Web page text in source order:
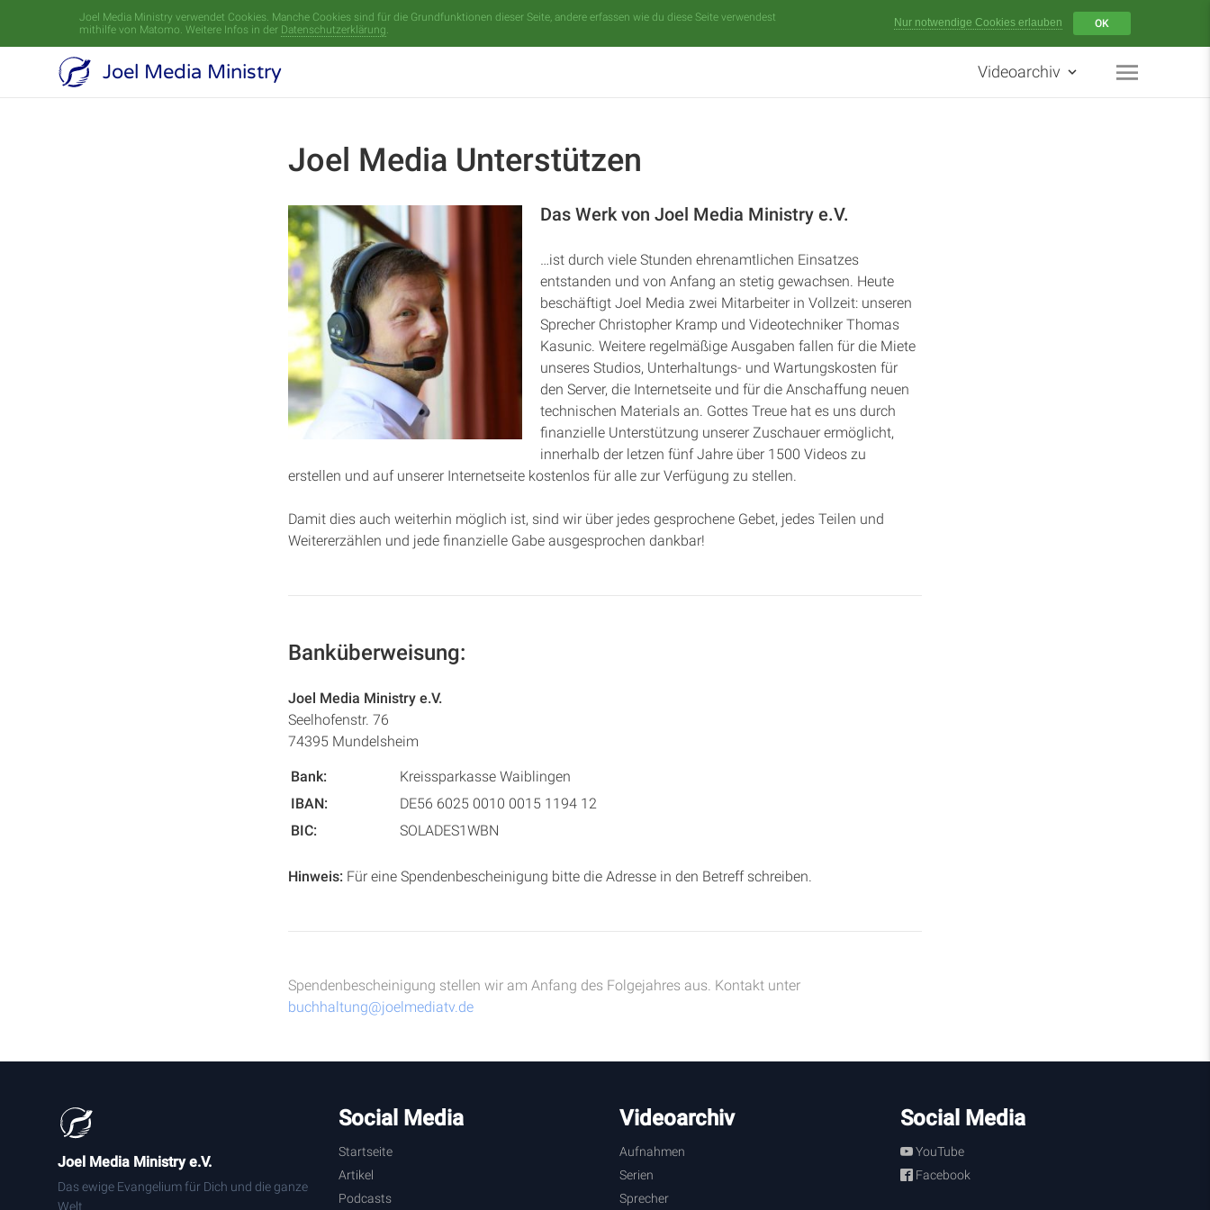
Joel Media Ministry verwendet Cookies. Manche Cookies sind für die Grundfunktionen dieser Seite, andere erfassen wie du diese Seite verwendest
mithilfe von Matomo. Weitere Infos in der Datenschutzerklärung.
Nur notwendige Cookies erlauben OK
Joel Media Ministry Videoarchiv
Joel Media Unterstützen
13. Dezember 2012 Das Werk von Joel Media Ministry e.V.
…ist durch viele Stunden ehrenamtlichen Einsatzes
entstanden und von Anfang an stetig gewachsen. Heute
beschäftigt Joel Media zwei Mitarbeiter in Vollzeit: unseren
Sprecher Christopher Kramp und Videotechniker Thomas
Kasunic. Weitere regelmäßige Ausgaben fallen für die Miete
unseres Studios, Unterhaltungs- und Wartungskosten für
den Server, die Internetseite und für die Anschaffung neuen
technischen Materials an. Gottes Treue hat es uns durch
finanzielle Unterstützung unserer Zuschauer ermöglicht,
innerhalb der letzen fünf Jahre über 1500 Videos zu
erstellen und auf unserer Internetseite kostenlos für alle zur Verfügung zu stellen.
Damit dies auch weiterhin möglich ist, sind wir über jedes gesprochene Gebet, jedes Teilen und
Weitererzählen und jede finanzielle Gabe ausgesprochen dankbar!
Banküberweisung:
Joel Media Ministry e.V.
Seelhofenstr. 76
74395 Mundelsheim
Bank:
Kreissparkasse Waiblingen
IBAN:
DE56 6025 0010 0015 1194 12
BIC:
SOLADES1WBN
Hinweis: Für eine Spendenbescheinigung bitte die Adresse in den Betreff schreiben.
Spendenbescheinigung stellen wir am Anfang des Folgejahres aus. Kontakt unter
buchhaltung@joelmediatv.de
Joel Media Ministry e.V.
Das ewige Evangelium für Dich und die ganze
Welt
Social Media
Startseite
Artikel
Podcasts
Videoarchiv
Aufnahmen
Serien
Sprecher
Social Media
YouTube
Facebook
Menü